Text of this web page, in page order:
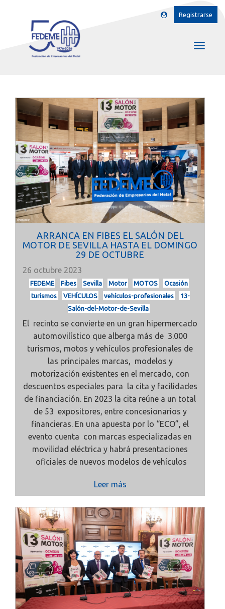
Registrarse
ARRANCA EN FIBES EL SALÓN DEL
MOTOR DE SEVILLA HASTA EL DOMINGO
29 DE OCTUBRE
26 octubre 2023
FEDEME Fibes Sevilla Motor MOTOS
Ocasión
turismos
VEHÍCULOS vehículos-profesionales
13-
Salón-del-Motor-de-Sevilla
El recinto se convierte en un gran hipermercado
automovilístico que alberga más de 3.000
turismos, motos y vehículos profesionales de
las principales marcas, modelos y
motorización existentes en el mercado, con
descuentos especiales para la cita y facilidades
de financiación. En 2023 la cita reúne a un total
de 53 expositores, entre concesionarios y
financieras. En una apuesta por lo “ECO”, el
evento cuenta con marcas especializadas en
movilidad eléctrica y habrá presentaciones
oficiales de nuevos modelos de vehículos
Leer más